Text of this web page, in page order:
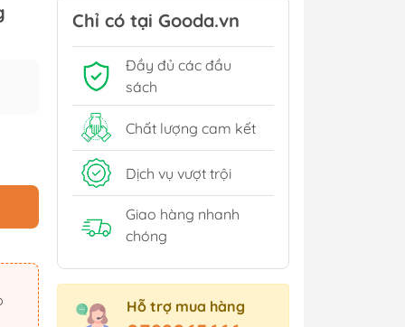
Du Ký
Lịch Sử - Văn Hoá - Chính
Trị
Tâm Linh
Sách Tham Khảo Cấp 1
Sách Tham Khảo Cấp 2
Sách Ôn Thi Đại Học
Xem thêm
Chỉ có tại Gooda.vn
Đầy đủ các đầu
sách
Chất lượng cam kết
Dịch vụ vượt trội
Giao hàng nhanh
chóng
Hỗ trợ mua hàng